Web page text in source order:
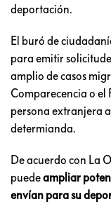
deportación.
El buró de
para emitir
amplio de casos
Comparecencia o el
persona extranjera
determianda.
De acuerdo con La
puedeampliar
envían para su